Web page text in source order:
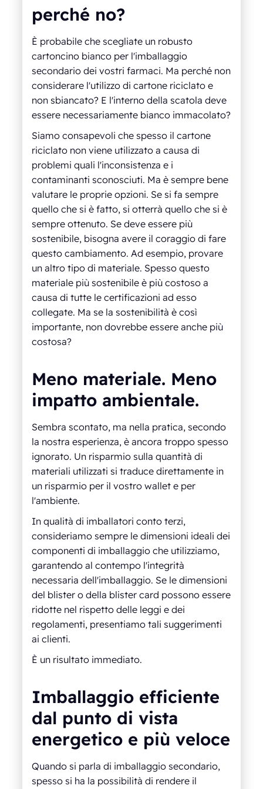
perché no?
È probabile che scegliate un robusto
cartoncino bianco per l'imballaggio
secondario dei vostri farmaci. Ma perché non
considerare l'utilizzo di cartone riciclato e
non sbiancato? E l'interno della scatola deve
essere necessariamente bianco immacolato?
Siamo consapevoli che spesso il cartone
riciclato non viene utilizzato a causa di
problemi quali l'inconsistenza e i
contaminanti sconosciuti. Ma è sempre bene
valutare le proprie opzioni. Se si fa sempre
quello che si è fatto, si otterrà quello che si è
sempre ottenuto. Se deve essere più
sostenibile, bisogna avere il coraggio di fare
questo cambiamento. Ad esempio, provare
un altro tipo di materiale. Spesso questo
materiale più sostenibile è più costoso a
causa di tutte le certificazioni ad esso
collegate. Ma se la sostenibilità è così
importante, non dovrebbe essere anche più
costosa?
Meno materiale. Meno
impatto ambientale.
Sembra scontato, ma nella pratica, secondo
la nostra esperienza, è ancora troppo spesso
ignorato. Un risparmio sulla quantità di
materiali utilizzati si traduce direttamente in
un risparmio per il vostro wallet e per
l'ambiente.
In qualità di imballatori conto terzi,
consideriamo sempre le dimensioni ideali dei
componenti di imballaggio che utilizziamo,
garantendo al contempo l'integrità
necessaria dell'imballaggio. Se le dimensioni
del blister o della blister card possono essere
ridotte nel rispetto delle leggi e dei
regolamenti, presentiamo tali suggerimenti
ai clienti.
È un risultato immediato.
Imballaggio efficiente
dal punto di vista
energetico e più veloce
Quando si parla di imballaggio secondario,
spesso si ha la possibilità di rendere il